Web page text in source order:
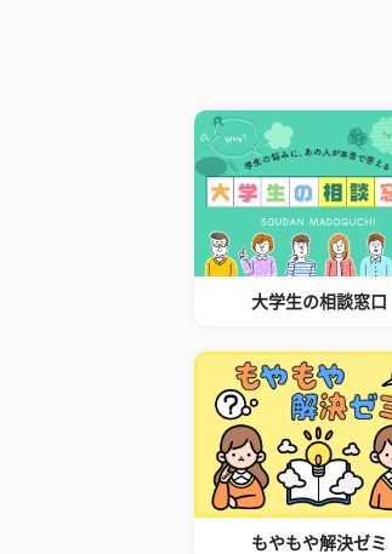
大学生の相談窓口
もやもや解決ゼミ